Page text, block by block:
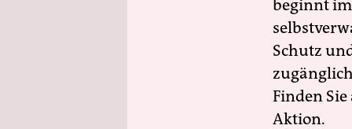
beginnt
Schutz
Finden
Aktion.